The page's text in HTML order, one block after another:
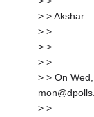
> > Akshar
> >
> >
> >
> > On
> >